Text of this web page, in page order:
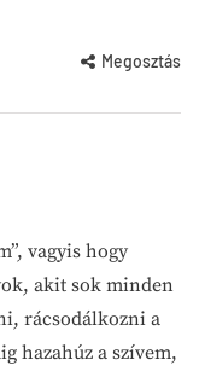
Megosztás
vagyis hogy
akit sok minden
rácsodálkozni a
hazahúz a szívem,